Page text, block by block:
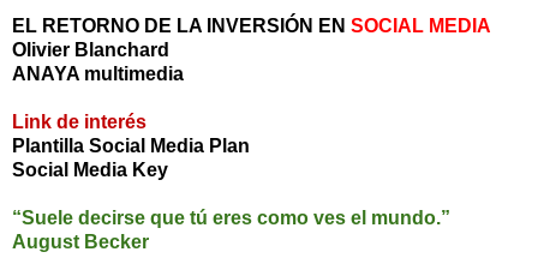
EL RETORNO DE LA INVERSIÓN EN SOCIAL MEDIA
Olivier Blanchard
ANAYA multimedia
Link de interés
Plantilla Social Media Plan
Social Media Key
“Suele decirse que tú eres como ves el mundo.”
August Becker